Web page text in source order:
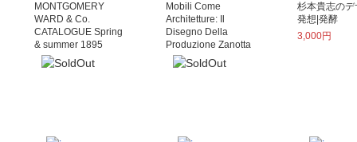
MONTGOMERY
WARD & Co.
CATALOGUE Spring
& summer 1895
Mobili Come
Architetture: Il
Disegno Della
Produzione Zanotta
杉本貴志の
発想|発酵
3,000円